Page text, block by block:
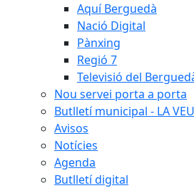
Aquí Berguedà
Nació Digital
Pànxing
Regió 7
Televisió del
Nou servei porta a porta
Butlletí municipal - LA
Avisos
Notícies
Agenda
Butlletí digital